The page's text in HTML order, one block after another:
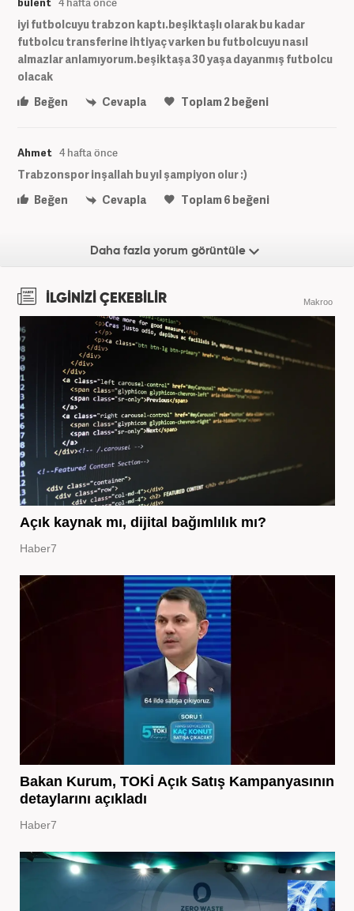
iyi futbolcuyu trabzon kaptı.beşiktaşlı olarak bu kadar
futbolcu transferine ihtiyaç varken bu futbolcuyu nasıl
almazlar anlamıyorum.beşiktaşa 30 yaşa dayanmış futbolcu
olacak
Beğen
Cevapla Toplam2 beğeni
Ahmet 4 hafta önce
Trabzonspor inşallah bu yıl şampiyon olur :)
Beğen
Cevapla Toplam6 beğeni
Daha fazla yorum görüntüle
İLGİNİZİ ÇEKEBİLİR Makroo
Açık kaynak mı, dijital bağımlılık mı?
Haber7
Bakan Kurum, TOKİ Açık Satış Kampanyasının
detaylarını açıkladı
Haber7